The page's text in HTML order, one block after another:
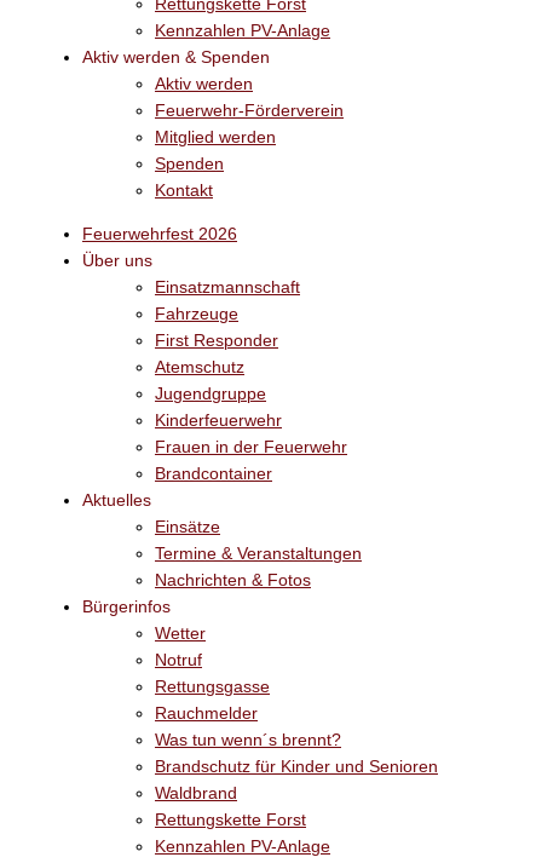
Rettungskette Forst
Kennzahlen PV-Anlage
Aktiv werden & Spenden
Aktiv werden
Feuerwehr-Förderverein
Mitglied werden
Spenden
Kontakt
Feuerwehrfest 2026
Über uns
Einsatzmannschaft
Fahrzeuge
First Responder
Atemschutz
Jugendgruppe
Kinderfeuerwehr
Frauen in der Feuerwehr
Brandcontainer
Aktuelles
Einsätze
Termine & Veranstaltungen
Nachrichten & Fotos
Bürgerinfos
Wetter
Notruf
Rettungsgasse
Rauchmelder
Was tun wenn´s brennt?
Brandschutz für Kinder und Senioren
Waldbrand
Rettungskette Forst
Kennzahlen PV-Anlage